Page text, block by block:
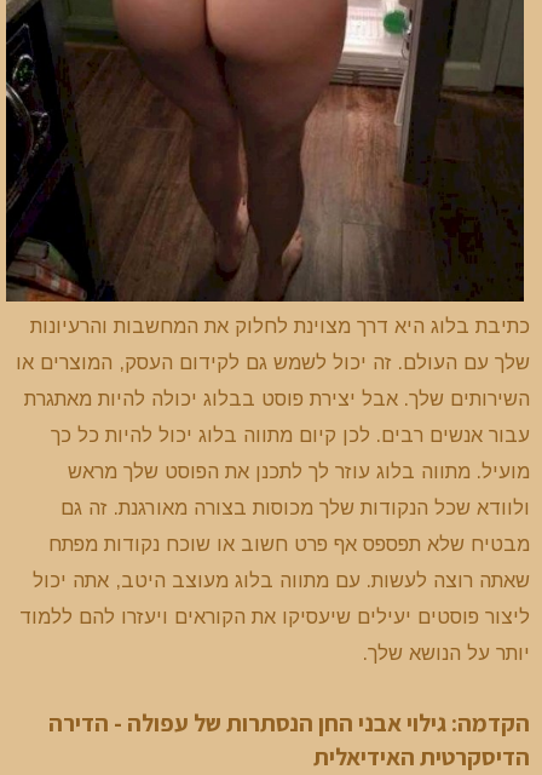
כתיבת בלוג היא דרך מצוינת לחלוק את המחשבות והרעיונות
שלך עם העולם. זה יכול לשמש גם לקידום העסק, המוצרים או
השירותים שלך. אבל יצירת פוסט בבלוג יכולה להיות מאתגרת
עבור אנשים רבים. לכן קיום מתווה בלוג יכול להיות כל כך
מועיל. מתווה בלוג עוזר לך לתכנן את הפוסט שלך מראש
ולוודא שכל הנקודות שלך מכוסות בצורה מאורגנת. זה גם
מבטיח שלא תפספס אף פרט חשוב או שוכח נקודות מפתח
שאתה רוצה לעשות. עם מתווה בלוג מעוצב היטב, אתה יכול
ליצור פוסטים יעילים שיעסיקו את הקוראים ויעזרו להם ללמוד
יותר על הנושא שלך.
הקדמה: גילוי אבני החן הנסתרות של עפולה - הדירה
הדיסקרטית האידיאלית